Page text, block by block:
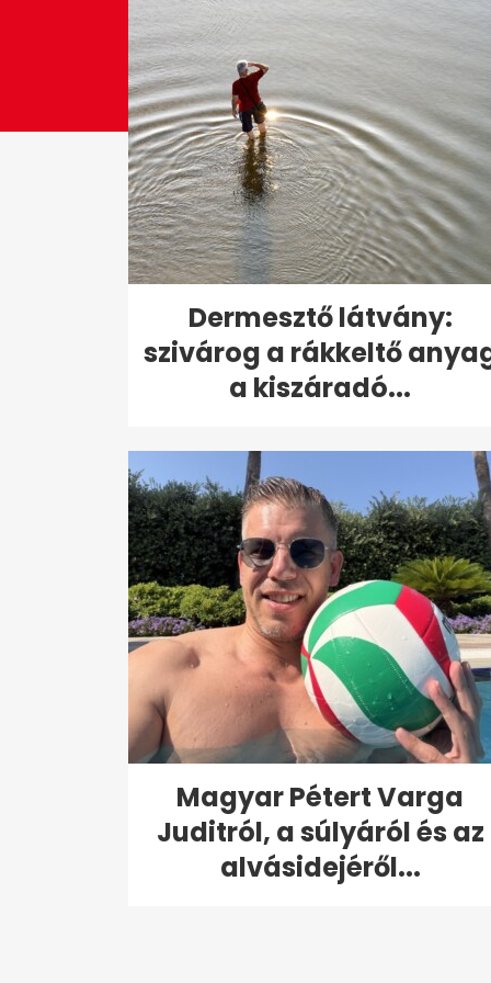
Dermesztő látvány:
szivárog a rákkeltő
a kiszáradó...
Magyar Pétert Varga
Juditról, a súlyáról és az
alvásidejéről...